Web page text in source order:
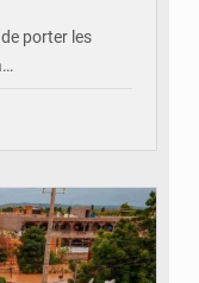
porter les